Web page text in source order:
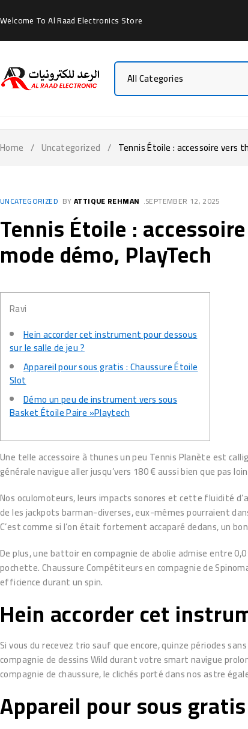
Welcome To Al Raad Electronics Store
Home / Uncategorized / Tennis Étoile : accessoire
UNCATEGORIZED BYATTIQUE REHMAN SEPTEMBER 12, 2025
Tennis Étoile :
mode démo, PlayTech
Ravi
Hein accorder cet instrument pour dessous
sur le salle de jeu ?
Appareil pour sous gratis : Chaussure Étoile
Slot
Démo un peu de instrument vers sous
Basket Étoile Paire »Playtech
Une telle accessoire à thunes un peu Tennis Planète est
générale navigue aller jusqu’vers 180 € aussi bien que pas
Nos oculomoteurs, leurs impacts sonores et cette fluidité
de les jackpots barman-diverses, eux-mêmes pourraient
C’est comme si l’on était fortement accaparé dedans, un
De plus, une battoir en compagnie de abolie admise entre
pochette. Chaussure Compétiteurs en compagnie de
efficience durant un spin.
Hein accorder cet
Si vous du recevez trio sauf que encore, quinze périodes
compagnie de dessins Wild durant votre smart navigue
compagnie de chaussure, le clichés porté dans nos astre
Appareil pour sous